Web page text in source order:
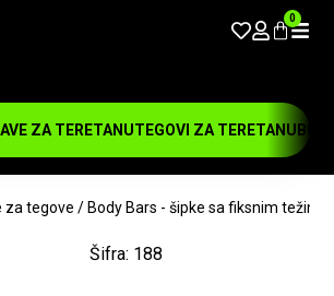
0
ZA TERETANUTEGOVI ZA TERETANU
za tegove / Body Bars - šipke sa fiksnim
Šifra: 188